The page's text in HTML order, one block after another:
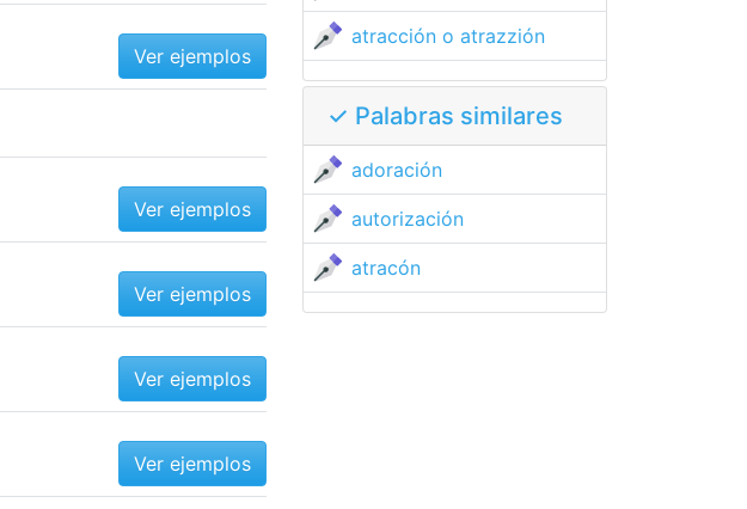
Ver ejemplos
Ver ejemplos
Ver ejemplos
Ver ejemplos
Ver ejemplos
atracción o atrazzión
✓ Palabras similares
adoración
autorización
atracón